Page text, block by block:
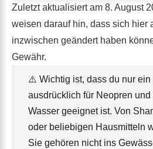
Zuletzt aktualisiert am 8. August
weisen darauf hin, dass sich hier
inzwischen geändert haben
Gewähr.
⚠️ Wichtig ist, dass du nur ein
ausdrücklich für Neopren
Wasser geeignet ist. Von
oder beliebigen Hausmitteln
Sie gehören nicht ins